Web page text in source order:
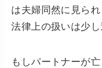
は夫婦同然に見られ
法律上の扱いは少し
もしパートナーが亡